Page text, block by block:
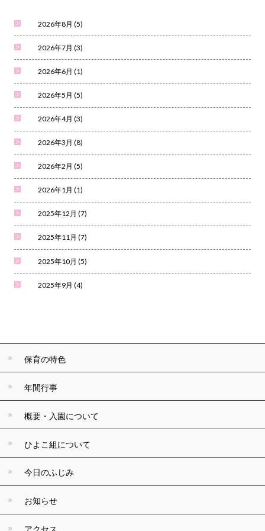
2026年8月 (5)
2026年7月 (3)
2026年6月 (1)
2026年5月 (5)
2026年4月 (3)
2026年3月 (8)
2026年2月 (5)
2026年1月 (1)
2025年12月 (7)
2025年11月 (7)
2025年10月 (5)
2025年9月 (4)
保育の特色
年間行事
概要・入園について
ひよこ組について
今日のふじみ
お知らせ